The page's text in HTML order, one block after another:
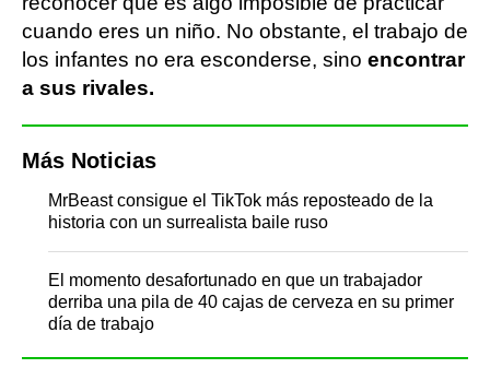
cuando eres un niño. No obstante, el trabajo de
los infantes no era esconderse, sino encontrar
a sus rivales.
Más Noticias
MrBeast consigue el TikTok más reposteado de la
historia con un surrealista baile ruso
El momento desafortunado en que un trabajador
derriba una pila de 40 cajas de cerveza en su primer
día de trabajo